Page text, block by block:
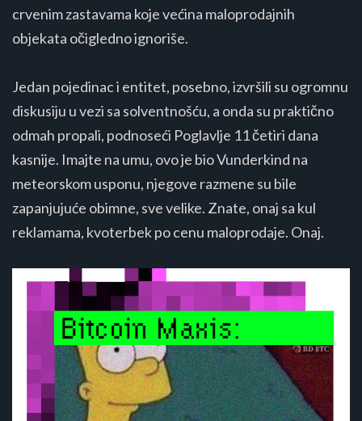
crvenim zastavama koje većina maloprodajnih
objekata očigledno ignoriše.
Jedan pojedinac i entitet, posebno, izvršili su ogromnu
diskusiju u vezi sa solventnošću, a onda su praktično
odmah propali, podnoseći Poglavlje 11 četiri dana
kasnije. Imajte na umu, ovo je bio Vunderkind na
meteorskom usponu, njegove razmene su bile
zapanjujuće obimne, sve velike. Znate, onaj sa kul
reklamama, kvoterbek po cenu maloprodaje. Onaj.